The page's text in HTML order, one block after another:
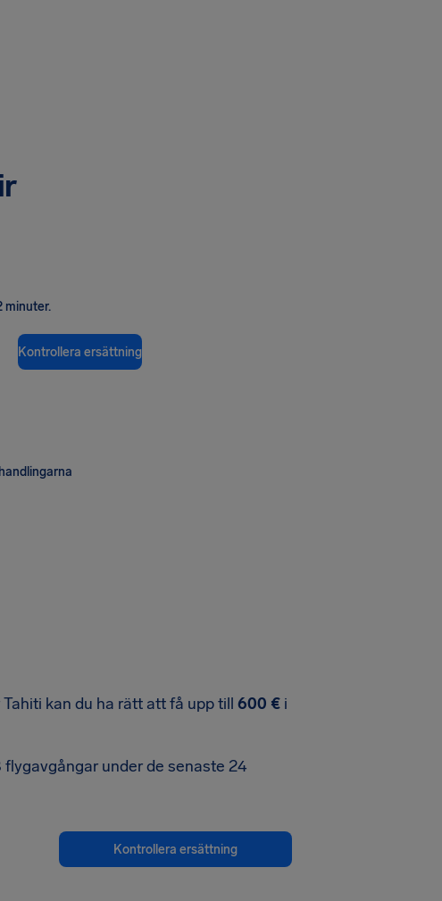
minuter.
Kontrollera ersättning
kan du ha rätt att få upp till 600 € i
under de senaste 24
Kontrollera ersättning